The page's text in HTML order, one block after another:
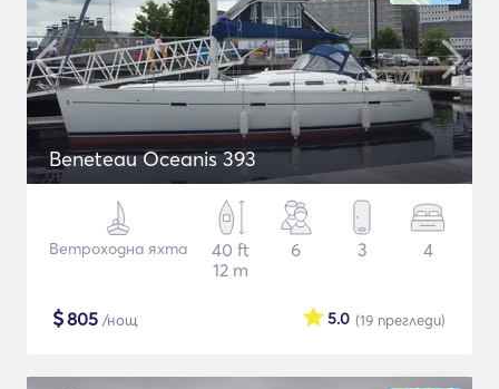
Beneteau Oceanis 393
Ветроходна яхта
40 ft
12 m
6 3 4
$805 /нощ (19 прегледи)
5.0